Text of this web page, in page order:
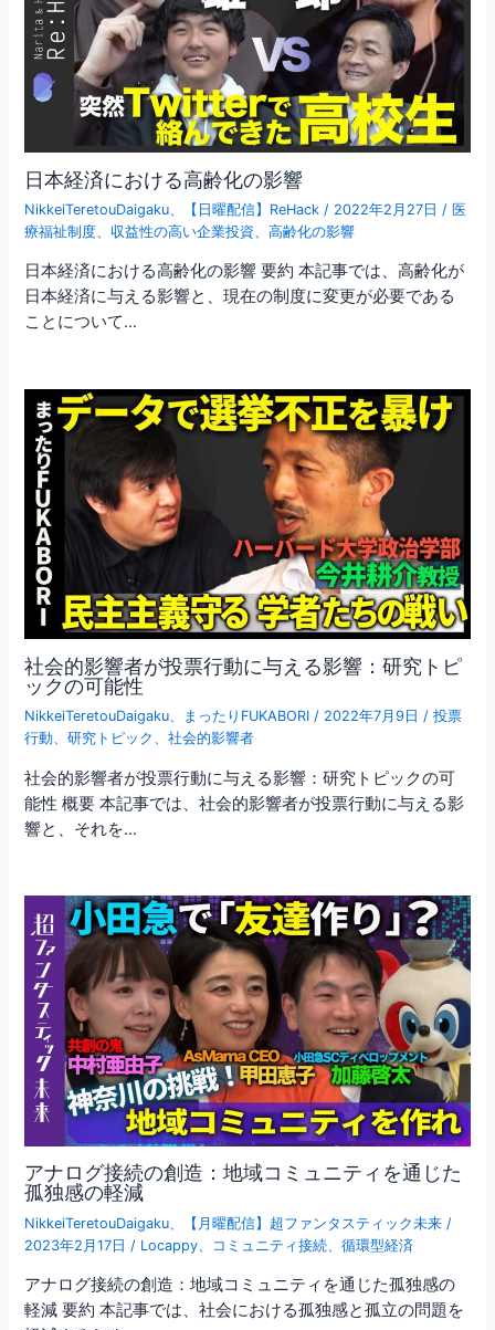
日本経済における高齢化の影響
NikkeiTeretouDaigaku 【日曜配信】ReHack / 2022年2月27日 / 医
療福祉制度
収益性の高い企業投資 、高齢化の影響
日本経済における高齢化の影響 要約 本記事では、高齢化が
日本経済に与える影響と、現在の制度に変更が必要である
ことについて…
社会的影響者が投票行動に与える影響：研究トピ
ックの可能性
NikkeiTeretouDaigaku、 まったりFUKABORI / 2022年7月9日 /投票
行動、研究トピック 、社会的影響者
社会的影響者が投票行動に与える影響：研究トピックの可
能性 概要 本記事では、社会的影響者が投票行動に与える影
響と、それを…
アナログ接続の創造：地域コミュニティを通じた
孤独感の軽減
NikkeiTeretouDaigaku 【月曜配信】超ファンタスティック未来 /
2023年2月17日 / Locappy コミュニティ接続 、循環型経済
アナログ接続の創造：地域コミュニティを通じた孤独感の
軽減 要約 本記事では、社会における孤独感と孤立の問題を